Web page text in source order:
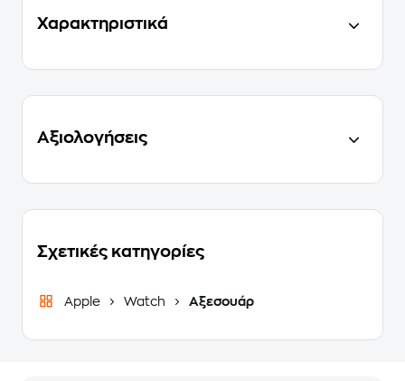
Χαρακτηριστικά
Αξιολογήσεις
Σχετικές κατηγορίες
Apple Watch Αξεσουάρ